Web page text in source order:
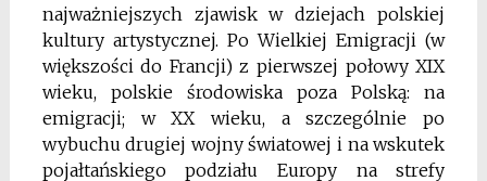
najważniejszych zjawisk w dziejach polskiej
kultury artystycznej. Po Wielkiej Emigracji (w
większości do Francji) z pierwszej połowy XIX
wieku, polskie środowiska poza Polską: na
emigracji; w XX wieku, a szczególnie po
wybuchu drugiej wojny światowej i na wskutek
pojałtańskiego podziału Europy na strefy